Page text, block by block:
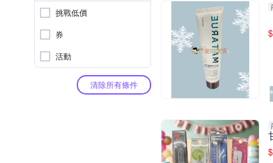
挑戰低價
券
活動
清除所有條件
$
$